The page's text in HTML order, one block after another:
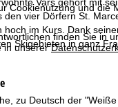
Cookienutzung und die
finden Sie in
in unserer
den vier Dörfern St.
hoch im Kurs. Dank
Skigebieten in ganz
zu Deutsch der